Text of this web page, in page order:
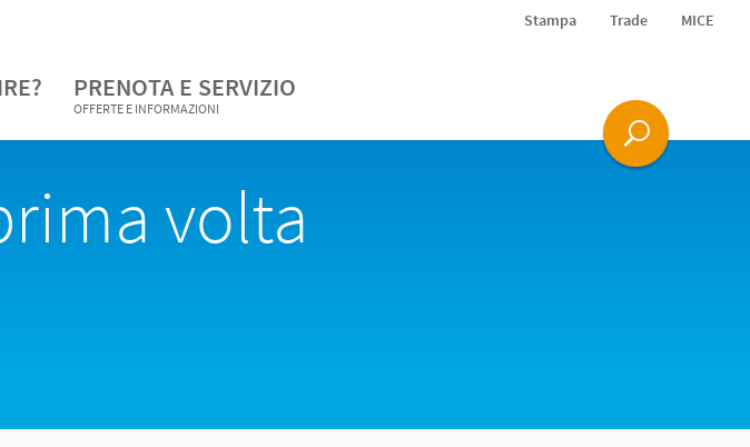
Stampa Trade MICE
PRENOTA E SERVIZIO
OFFERTE E INFORMAZIONI
volta